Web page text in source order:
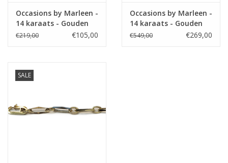
Occasions by Marleen -
14 karaats - Gouden
sterrenbeeld -
€219,00 €105,00
Occasions by Marleen -
14 karaats - Gouden
oorknoppen - Granaat
€549,00 €269,00
SALE